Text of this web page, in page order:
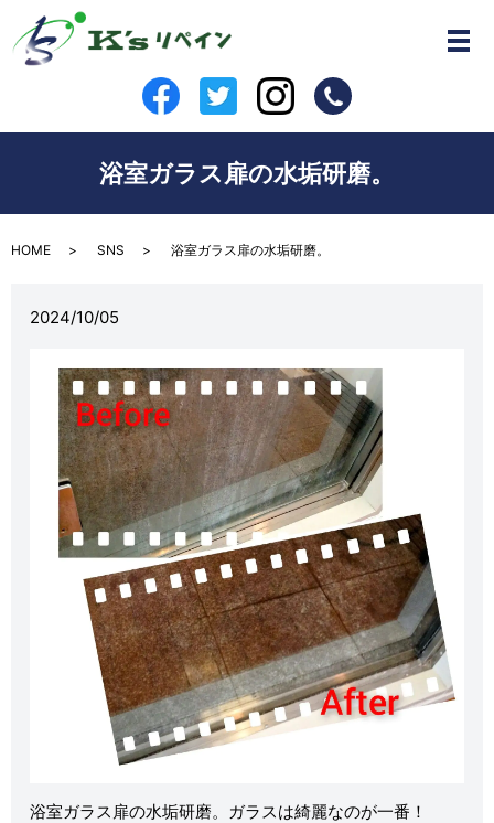
浴室ガラス扉の水垢研磨。
HOME SNS 浴室ガラス扉の水垢研磨。
2024/10/05
浴室ガラス扉の水垢研磨。ガラスは綺麗なのが一番！